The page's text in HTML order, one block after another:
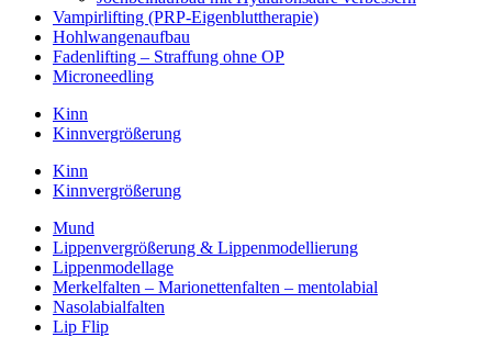
Vampirlifting (PRP-Eigenbluttherapie)
Hohlwangenaufbau
Fadenlifting – Straffung ohne OP
Microneedling
Kinn
Kinnvergrößerung
Kinn
Kinnvergrößerung
Mund
Lippenvergrößerung & Lippenmodellierung
Lippenmodellage
Merkelfalten – Marionettenfalten – mentolabial
Nasolabialfalten
Lip Flip